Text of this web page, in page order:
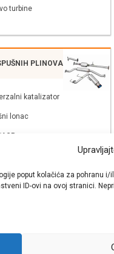
poput kolačića za pohranu
ID-ovi na ovoj stranici.
turbine
PLINOVA
katalizator
lonac
- preko 200 svjetski
i tipove osobnih i lakih